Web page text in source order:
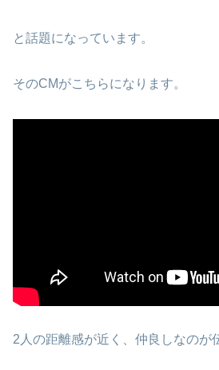
と話題になっています。
そのCMがこちらになります。
2人の距離感が近く、仲良しなのが